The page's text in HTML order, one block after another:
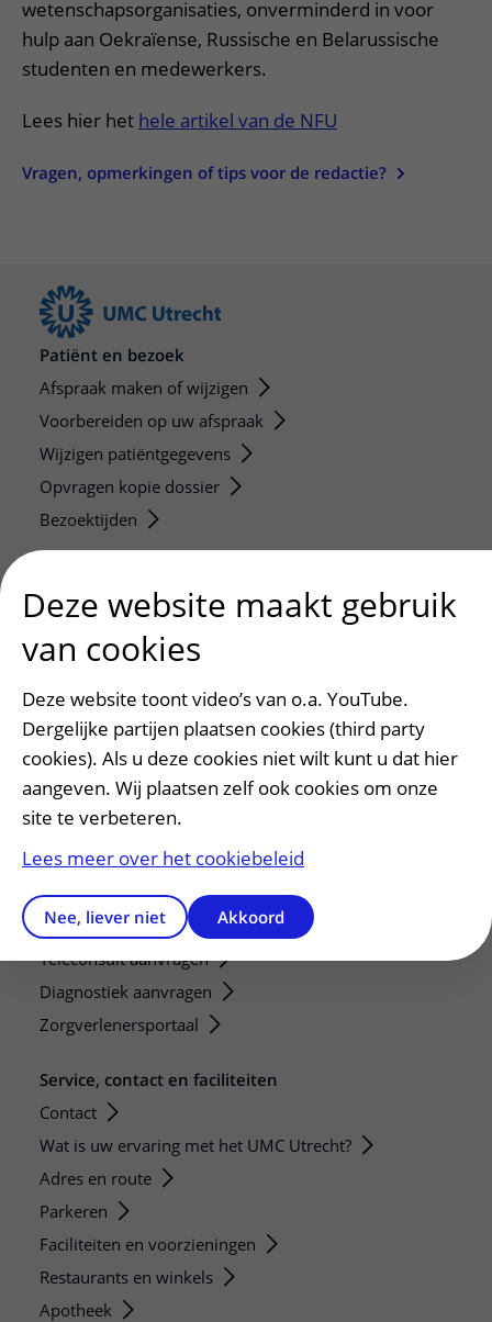
wetenschapsorganisaties, onverminderd in voor
hulp aan Oekraïense, Russische en Belarussische
studenten en medewerkers.
Lees hier het hele artikel van de NFU
Vragen, opmerkingen of tips voor de redactie?
Patiënt en bezoek
Afspraak maken of wijzigen
Voorbereiden op uw afspraak
Wijzigen patiëntgegevens
Opvragen kopie dossier
Bezoektijden
Onze opleidingen
De Nieuwe Utrechtse School
Research
Strategic programs
Research groups
Researchers
Verwijzers
Mijn patiënt verwijzen
Teleconsult aanvragen
Diagnostiek aanvragen
Zorgverlenersportaal
Service, contact en faciliteiten
Contact
Wat is uw ervaring met het UMC Utrecht?
Adres en route
Parkeren
Faciliteiten en voorzieningen
Restaurants en winkels
Apotheek
Deze website maakt gebruik
van cookies
Deze website toont video’s van o.a. YouTube.
Dergelijke partijen plaatsen cookies (third party
cookies). Als u deze cookies niet wilt kunt u dat hier
aangeven. Wij plaatsen zelf ook cookies om onze
site te verbeteren.
Lees meer over het cookiebeleid
Nee, liever niet Akkoord